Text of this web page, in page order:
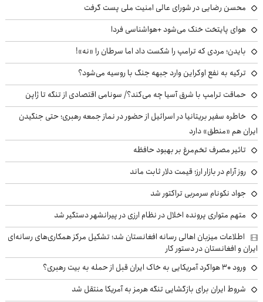
محسن رضایی در شورای عالی امنیت ملی پست گرفت
هوای پایتخت خنک می‌شود +هواشناسی فردا
بایدن؛ مردی که ترامپ را شکست داد اما سرطان را «نه»!
ترکیه به نفع اوکراین وارد جبهه جنگ با روسیه می‌شود؟
حماقت ترامپ با شرق آسیا چه می‌کند؟/ سونامی اقتصادی از تنگه تا ژاپن
خاطره سفیر بریتانیا در اسرائیل از حضور در نماز جمعه رهبری؛ حتی جنگیدن
ایران هم «منطق» دارد
تاثیر مصرف تخم‌مرغ بر بهبود حافظه
روز آرام در بازار ارز؛ قیمت دلار ثابت ماند
جواد نکونام سرمربی تراکتور شد
متهم متواری پرونده اخلال در نظام ارزی در پیرانشهر دستگیر شد
اطلاعات میزبان اهالی رسانه افغانستان شد؛ تشکیل مرکز همکاری‌های رسانه‌ای
ایران و افغانستان در دستور کار
ورود ۳۰ هواگرد آمریکایی به خاک ایران قبل از حمله به بیت رهبری؟
شروط ایران برای بازگشایی تنگه هرمز به آمریکا منتقل شد